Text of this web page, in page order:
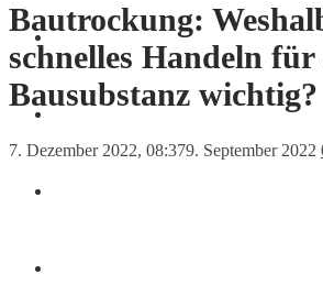
Bautrockung:
schnelles Handeln für
Bausubstanz wichtig?
7. Dezember 2022, 08:379. September 2022